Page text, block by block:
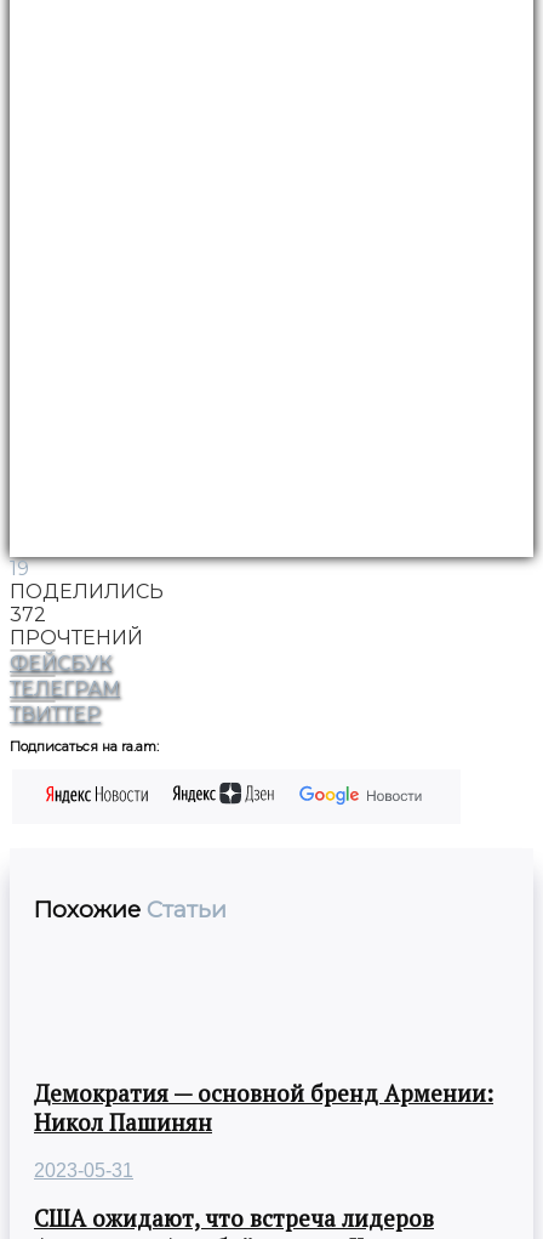
19
ПОДЕЛИЛИСЬ
372
ПРОЧТЕНИЙ
ФЕЙСБУК
ТЕЛЕГРАМ
ТВИТТЕР
Подписаться на ra.am:
Похожие Статьи
Демократия — основной бренд Армении:
Никол Пашинян
2023-05-31
США ожидают, что встреча лидеров